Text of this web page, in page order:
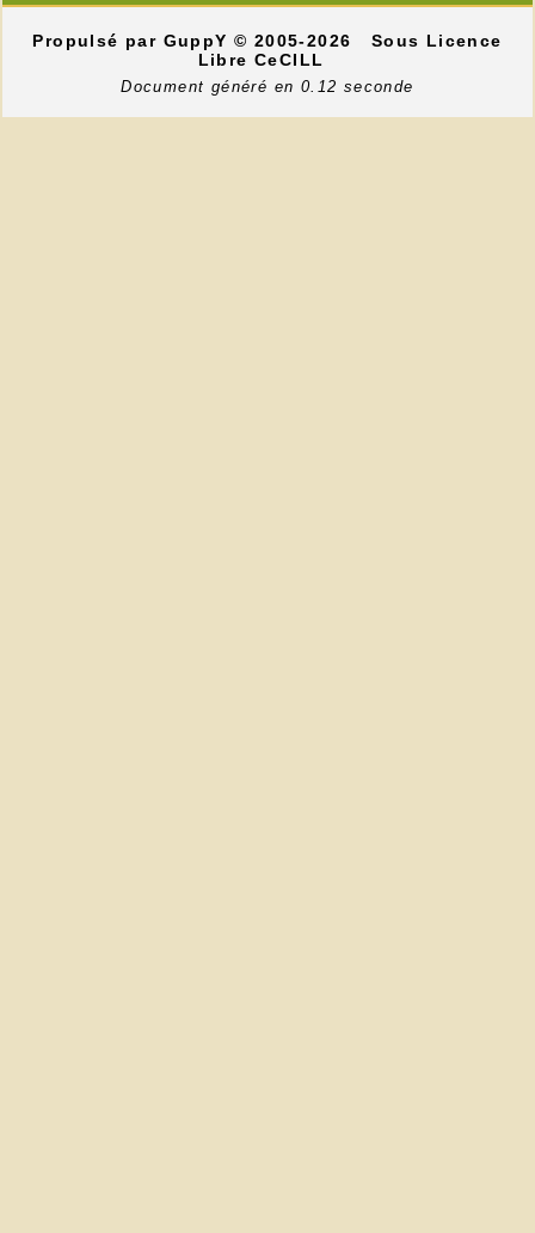
Propulsé par GuppY© 2005-2026
Sous Licence
Libre CeCILL
Document généré en 0.12 seconde